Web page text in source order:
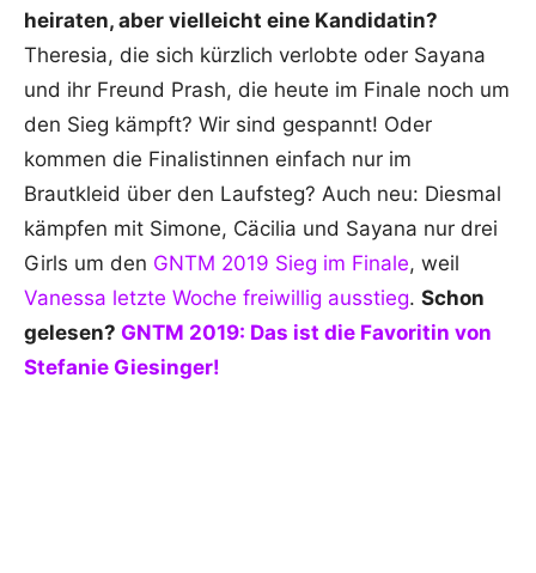
heiraten, aber vielleicht eine Kandidatin?
Theresia, die sich kürzlich verlobte oder Sayana
und ihr Freund Prash, die heute im Finale noch um
den Sieg kämpft? Wir sind gespannt! Oder
kommen die Finalistinnen einfach nur im
Brautkleid über den Laufsteg? Auch neu: Diesmal
kämpfen mit Simone, Cäcilia und Sayana nur drei
Girls um den GNTM 2019 Sieg im Finale, weil
Vanessa letzte Woche freiwillig ausstieg. Schon
gelesen? GNTM 2019: Das ist die Favoritin von
Stefanie Giesinger!